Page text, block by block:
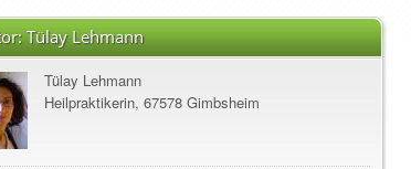
Tülay Lehmann
Tülay Lehmann
Heilpraktikerin, 67578 Gimbsheim